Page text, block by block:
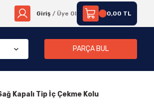
Giriş / Üye Ol 0,00 TL
PARÇA BUL
Kapalı Tip İç Çekme Kolu